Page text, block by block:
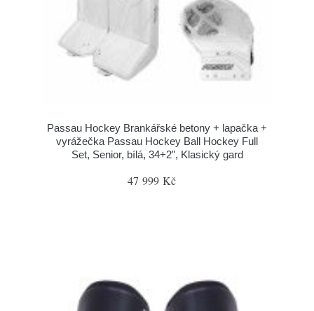
Passau Hockey Brankářské betony + lapačka +
vyrážečka Passau Hockey Ball Hockey Full
Set, Senior, bílá, 34+2", Klasický gard
47 999 Kč